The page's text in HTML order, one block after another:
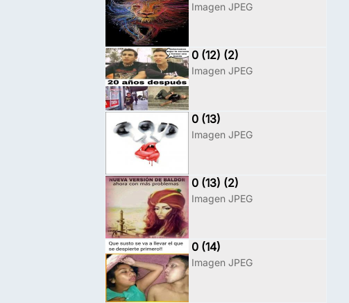
Imagen JPEG
0 (12) (2)
Imagen JPEG
0 (13)
Imagen JPEG
0 (13) (2)
Imagen JPEG
0 (14)
Imagen JPEG